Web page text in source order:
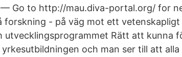
— Go to http://mau.diva-portal.org/ for
forskning - på väg mot ett
utvecklingsprogrammet Rätt att kunna
och man ser till att